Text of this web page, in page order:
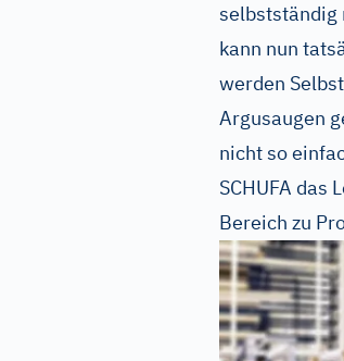
selbstständig
kann nun
werden
Argusaugen
nicht so
SCHUFA das
Bereich zu